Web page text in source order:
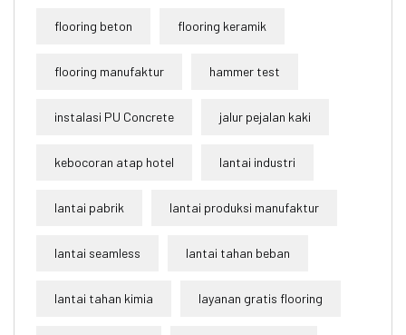
flooring beton flooring keramik
flooring manufaktur hammer test
instalasi PU Concrete jalur pejalan kaki
kebocoran atap hotel lantai industri
lantai pabrik lantai produksi manufaktur
lantai seamless lantai tahan beban
lantai tahan kimia layanan gratis flooring